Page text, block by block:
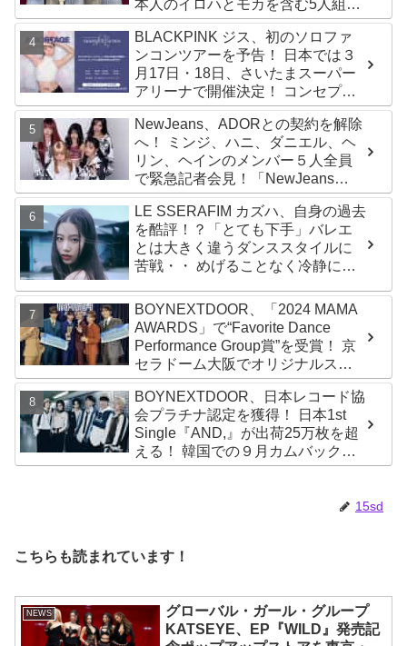
本人のイロハとモカを含む5人組ガ
ールズグループ！ デビュー曲
「Magnetic」がいきなりの大ヒッ
ト
BLACKPINK ジス、初のソロファ
ンコンツアーを予告！ 日本では３
月17日・18日、さいたまスーパー
アリーナで開催決定！ コンセプト
は“愛のカケラ”！？ 14日には新ア
ルバム『AMORTAGE』もリリース
NewJeans、ADORとの契約を解除
へ！ ミンジ、ハニ、ダニエル、ヘ
リン、ヘインのメンバー５人全員
で緊急記者会見！「NewJeans
never dies!」と微笑みの宣言！
ADOR側、2029年まで契約有効と
主張
LE SSERAFIM カズハ、自身の過去
を酷評！？「とても下手」バレエ
とは大きく違うダンススタイルに
苦戦・・ めげることなく冷静に努
BOYNEXTDOOR、「2024 MAMA
AWARDS」で“Favorite Dance
Performance Group賞”を受賞！ 京
セラドーム大阪でオリジナルステ
ージパフォーマンス披露！ 卒業パ
ーティーをコンセプトにスーツで
魅了【動画あり】
BOYNEXTDOOR、日本レコード協
会プラチナ認定を獲得！ 日本1st
Single『AND,』が出荷25万枚を超
える！ 韓国での９月カムバックも
決定
15sd
こちらも読まれています！
NEWS
グローバル・ガール・グループ
KATSEYE、EP『WILD』発売記